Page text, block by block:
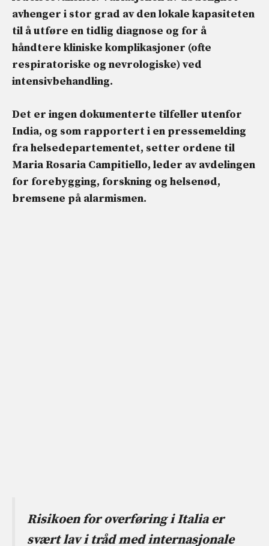
avhenger i stor grad av den lokale kapasiteten
til å utføre en tidlig diagnose og for å
håndtere kliniske komplikasjoner (ofte
respiratoriske og nevrologiske) ved
intensivbehandling.
Det er ingen dokumenterte tilfeller utenfor
India, og som rapportert i en pressemelding
fra helsedepartementet, setter ordene til
Maria Rosaria Campitiello, leder av avdelingen
for forebygging, forskning og helsenød,
bremsene på alarmismen.
Risikoen for overføring i Italia er
svært lav i tråd med internasjonale